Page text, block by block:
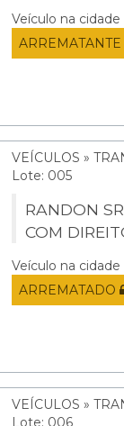
Veículo na cidade
VEÍCULOS »
Lote: 005
RANDON
COM
Veículo na cidade
ARREMATADO
VEÍCULOS »
Lote: 006